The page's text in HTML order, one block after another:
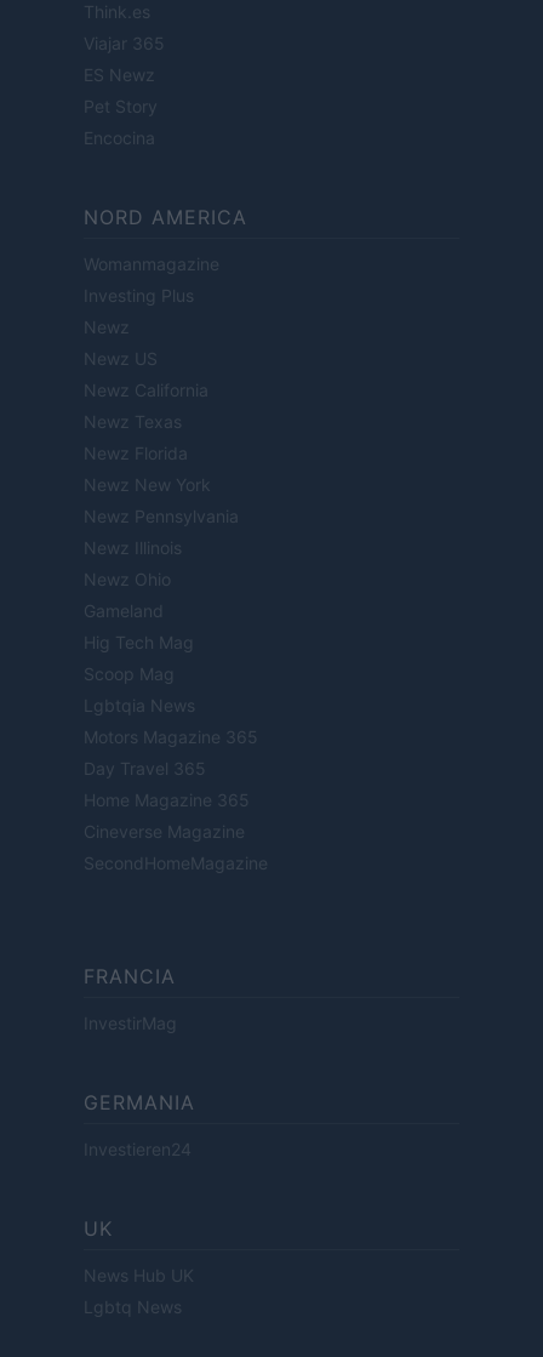
Think.es
Viajar 365
ES Newz
Pet Story
Encocina
NORD AMERICA
Womanmagazine
Investing Plus
Newz
Newz US
Newz California
Newz Texas
Newz Florida
Newz New York
Newz Pennsylvania
Newz Illinois
Newz Ohio
Gameland
Hig Tech Mag
Scoop Mag
Lgbtqia News
Motors Magazine 365
Day Travel 365
Home Magazine 365
Cineverse Magazine
SecondHomeMagazine
FRANCIA
InvestirMag
GERMANIA
Investieren24
UK
News Hub UK
Lgbtq News